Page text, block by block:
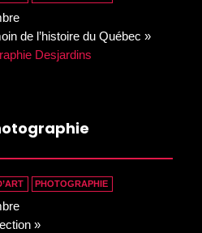
de l’histoire du Québec »
Desjardins
PHOTOGRAPHIE
»